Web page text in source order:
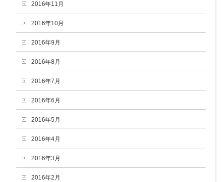
2016年11月
2016年10月
2016年9月
2016年8月
2016年7月
2016年6月
2016年5月
2016年4月
2016年3月
2016年2月